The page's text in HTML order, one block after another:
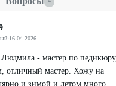
·16.04.2026
- мастер по
отличный мастер. Хожу на
и зимой и летом много